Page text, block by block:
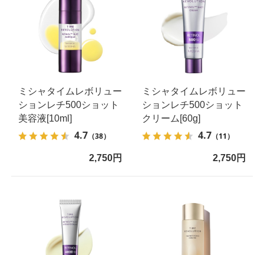
ミシャタイムレボリュー
ションレチ500ショット
美容液[10ml]
4.7 （38）
2,750円
ミシャタイムレボリュー
ションレチ500ショット
クリーム[60g]
4.7（11）
2,750円